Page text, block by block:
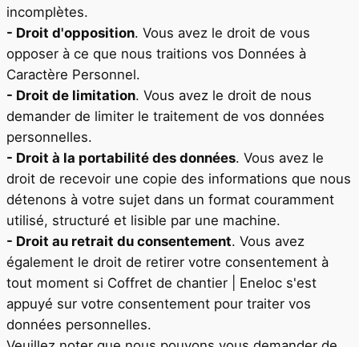
incomplètes.
- Droit d'opposition. Vous avez le droit de vous
opposer à ce que nous traitions vos Données à
Caractère Personnel.
- Droit de limitation. Vous avez le droit de nous
demander de limiter le traitement de vos données
personnelles.
- Droit à la portabilité des données. Vous avez le
droit de recevoir une copie des informations que nous
détenons à votre sujet dans un format couramment
utilisé, structuré et lisible par une machine.
- Droit au retrait du consentement. Vous avez
également le droit de retirer votre consentement à
tout moment si Coffret de chantier | Eneloc s'est
appuyé sur votre consentement pour traiter vos
données personnelles.